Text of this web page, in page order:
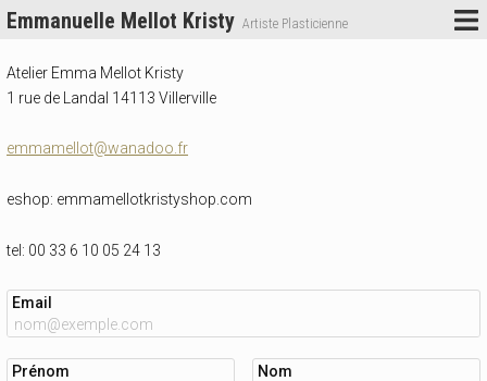
Emmanuelle Mellot Kristy Artiste Plasticienne
Atelier Emma Mellot Kristy
1 rue de Landal 14113 Villerville
emmamellot@wanadoo.fr
eshop: emmamellotkristyshop.com
tel: 00 33 6 10 05 24 13
Email
Prénom Nom